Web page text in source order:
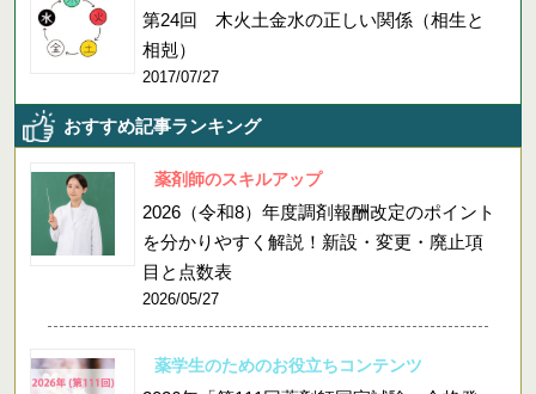
第24回 木火土金水の正しい関係（相生と
相剋）
2017/07/27
おすすめ記事ランキング
薬剤師のスキルアップ
2026（令和8）年度調剤報酬改定のポイント
を分かりやすく解説！新設・変更・廃止項
目と点数表
2026/05/27
薬学生のためのお役立ちコンテンツ